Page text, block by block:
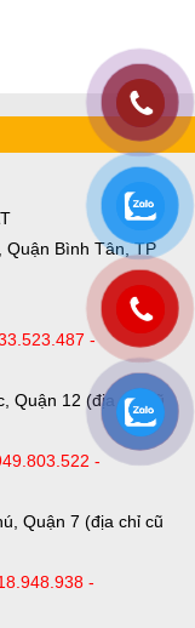
Quận Bình Tân, TP
-
Quận 12 (địa chỉ cũ
-
Quận 7 (địa chỉ cũ
-